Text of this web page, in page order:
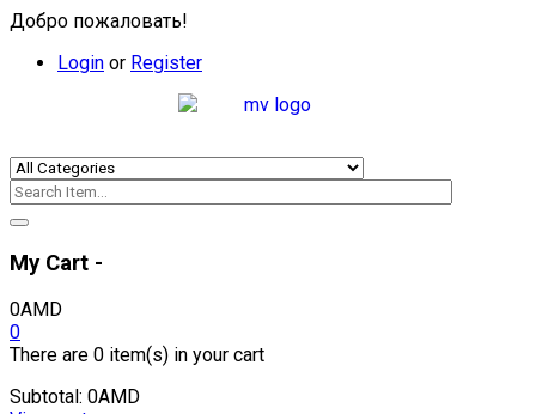
Добро пожаловать!
Login or Register
My Cart -
0AMD
0
There are 0 item(s) in your cart
Subtotal: 0AMD